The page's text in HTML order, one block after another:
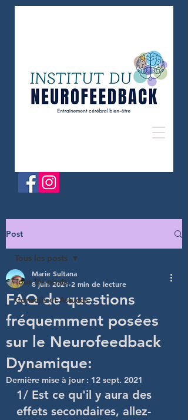
Post
Tous les posts
Conseils et Astuces
Tous les posts
FAQ de questions
fréquemment posées
sur le Neurofeedback
Dynamique:
Marie Sultana
8 juin 2021 2 min de lecture
Dernière mise à jour : 12 sept. 2021
1/ Est ce qu'il y aura des
effets secondaires, allez-